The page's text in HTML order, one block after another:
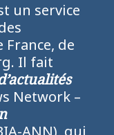
un service
de
Il fait
Network –
ANN), qui